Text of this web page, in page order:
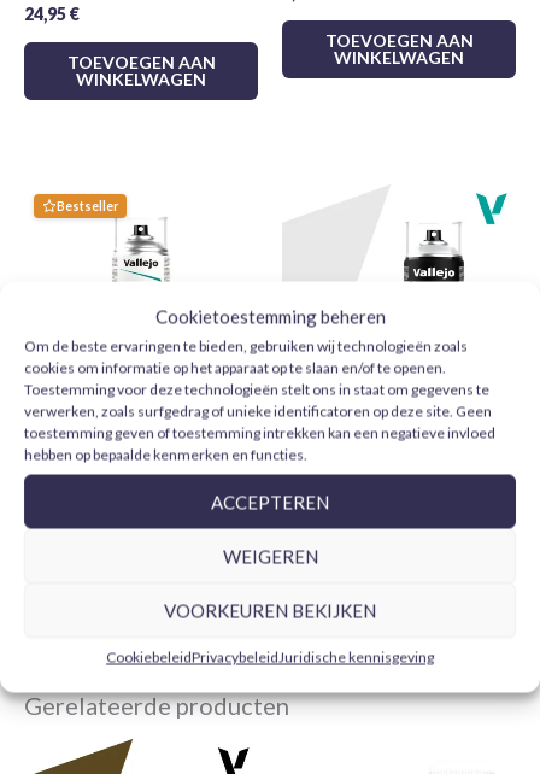
Cookietoestemming beheren
Om de beste ervaringen te bieden, gebruiken wij technologieën zoals
cookies om informatie op het apparaat op te slaan en/of te openen.
Toestemming voor deze technologieën stelt ons in staat om gegevens te
verwerken, zoals surfgedrag of unieke identificatoren op deze site. Geen
toestemming geven of toestemming intrekken kan een negatieve invloed
hebben op bepaalde kenmerken en functies.
ACCEPTEREN
WEIGEREN
VOORKEUREN BEKIJKEN
CookiebeleidPrivacybeleidJuridische kennisgeving
Matte afwerking, goede dekking en snel drogend.
Bijzonder handig om met penseel in dunne lagen
Schud de pot goed voor gebruik en breng de verf aan op een
schone, gegrondeerde ondergrond. Voor een fijnere
afwerking werk je beter met meerdere dunne lagen dan met
één dikke laag. Je kunt de vloeibaarheid aanpassen met
water of acrylmedium, afhankelijk van de techniek en de
gewenste transparantie.
Om het werk af te maken kun je haar combineren met
primers,vernissen,modelbouwpenselen
Model Color Vallejo-serie.
24,95€
TOEVOEGEN AAN
WINKELWAGEN
TOEVOEGEN AAN
WINKELWAGEN
Bestseller
Vallejo Barniz Acrílico Mate
28531 Aerosol 400 ml
Vallejo Imprimación Gris
28011 Aerosol 400 ml
11,75€
Gerelateerde producten